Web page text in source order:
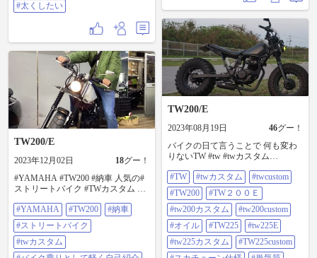
#太くしたい
TW200/E
2023年12月02日 18グー！
#YAMAHA #TW200 #納車 人気の#
ストリートバイク #TWカスタム 気
トよろしくお願いします。 気にな
る事はなんでもDM下さい。 詳しい
在庫情報はグーバイクをクリッ
ク！ トップページのURLからどう
ぞ！
#YAMAHA #TW200
#納車
#ストリートバイク
#twカスタム
TW200/E
2023年08月19日 46グー！
バイクの日て言うことで 何も変わ
りないTW #tw #twカスタム
スタム #tw200custom #オイル
#tw225#tw225e #tw225カスタム
#tw225custom #スカチューン仕様 #
単気筒 #オイルクーラー#スカチュ
ーン#やまは#ロンスイ #YAMAHA#
スカチューン仕様 #ビックフット#
ビッグフット#bigfoot #フロントタ
イヤ #太くしたい
#TW #twカスタム
#twcustom
#TW200
#TW２００Ｅ
#tw200カスタム
#tw200custom
#オイル
#TW225
#tw225E
#tw225カスタム
#TW225custom